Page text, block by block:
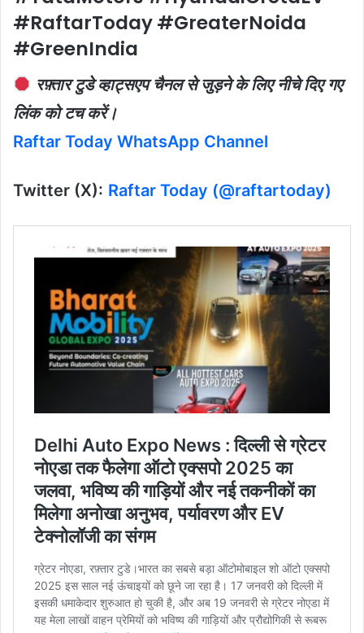
#RaftarToday #GreaterNoida
#GreenIndia
रफ़्तार टुडे व्हाट्सएप चैनल से जुड़ने के लिए नीचे दिए गए
लिंक को टच करें।
Raftar Today WhatsApp Channel
Twitter (X): Raftar Today (@raftartoday)